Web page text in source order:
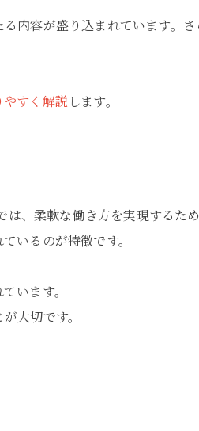
内容が盛り込まれています。さ
すく解説 します。
、柔軟な働き方を実現するた
いるのが特徴です。
います。
大切です。